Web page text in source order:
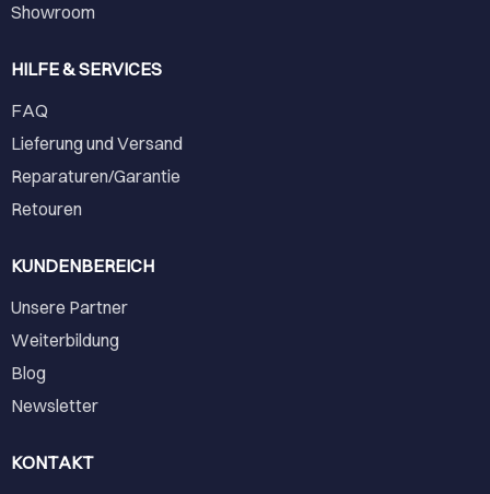
Showroom
HILFE & SERVICES
FAQ
Lieferung und Versand
Reparaturen/Garantie
Retouren
KUNDENBEREICH
Unsere Partner
Weiterbildung
Blog
Newsletter
KONTAKT